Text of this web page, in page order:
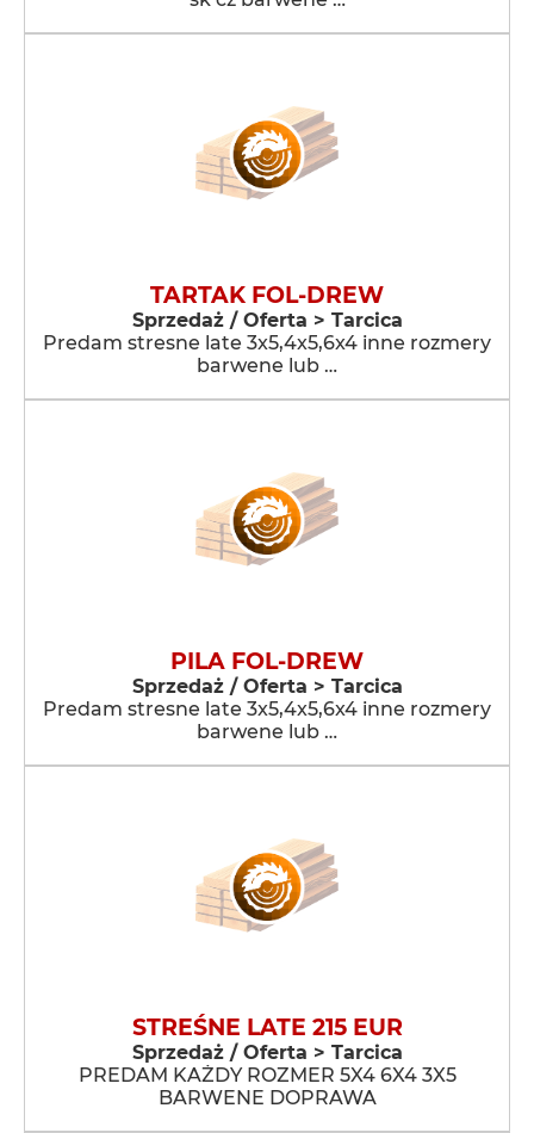
TARTAK FOL-DREW
Sprzedaż / Oferta > Tarcica
Predam stresne late 3x5,4x5,6x4 inne rozmery
barwene lub …
PILA FOL-DREW
Sprzedaż / Oferta > Tarcica
Predam stresne late 3x5,4x5,6x4 inne rozmery
barwene lub …
STREŚNE LATE 215 EUR
Sprzedaż / Oferta > Tarcica
PREDAM KAŻDY ROZMER 5X4 6X4 3X5
BARWENE DOPRAWA